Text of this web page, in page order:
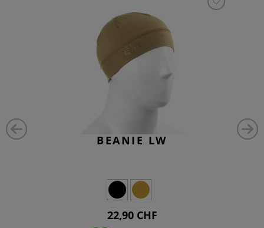
BEANIE LW
22,90 CHF